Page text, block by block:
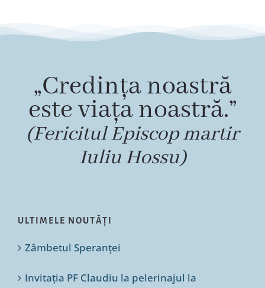
„Credința noastră
este viața noastră.”
(Fericitul Episcop martir
Iuliu Hossu)
ULTIMELE NOUTĂȚI
Zâmbetul Speranței
Invitația PF Claudiu la pelerinajul la